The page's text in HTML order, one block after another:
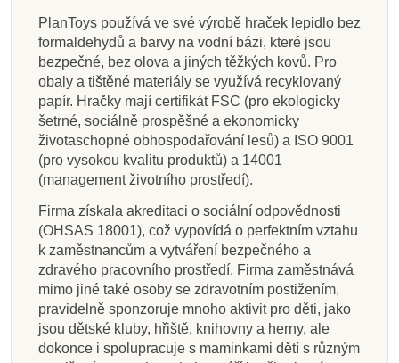
PlanToys používá ve své výrobě hraček lepidlo bez
formaldehydů a barvy na vodní bázi, které jsou
bezpečné, bez olova a jiných těžkých kovů. Pro
obaly a tištěné materiály se využívá recyklovaný
papír. Hračky mají certifikát FSC (pro ekologicky
šetrné, sociálně prospěšné a ekonomicky
životaschopné obhospodařování lesů) a ISO 9001
(pro vysokou kvalitu produktů) a 14001
(management životního prostředí).
Firma získala akreditaci o sociální odpovědnosti
(OHSAS 18001), což vypovídá o perfektním vztahu
k zaměstnancům a vytváření bezpečného a
zdravého pracovního prostředí. Firma zaměstnává
mimo jiné také osoby se zdravotním postižením,
pravidelně sponzoruje mnoho aktivit pro děti, jako
jsou dětské kluby, hřiště, knihovny a herny, ale
dokonce i spolupracuje s maminkami dětí s různým